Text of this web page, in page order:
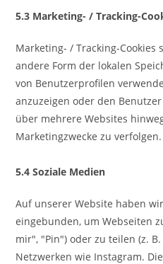
5.3 Marketing- / Tracking-
Marketing- / Tracking-Cookies
andere Form der lokalen
von Benutzerprofilen
anzuzeigen oder den
über mehrere Websites
Marketingzwecke zu verfolgen.
5.4 Soziale Medien
Auf unserer Website haben
eingebunden, um Webseiten
mir", "Pin") oder zu teilen (z.
Netzwerken wie Instagram.